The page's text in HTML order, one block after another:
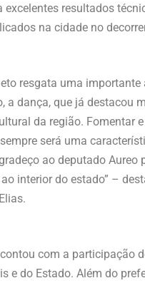
excelentes resultados
na cidade no
resgata uma
a dança, que já destacou
da região. Fomentar
será uma
ao deputado Aureo
interior do estado” –
com a participação
e do Estado. Além do